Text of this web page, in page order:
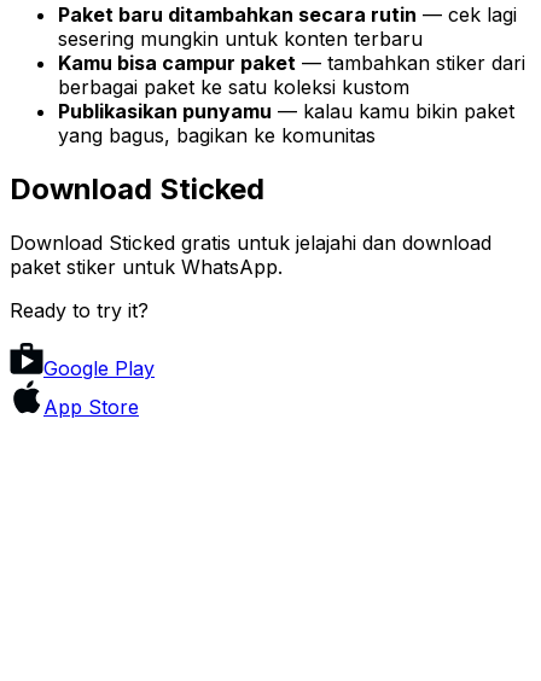
Paket baru ditambahkan secara rutin — cek lagi
sesering mungkin untuk konten terbaru
Kamu bisa campur paket — tambahkan stiker dari
berbagai paket ke satu koleksi kustom
Publikasikan punyamu — kalau kamu bikin paket
yang bagus, bagikan ke komunitas
Download Sticked
Download Sticked gratis untuk jelajahi dan download
paket stiker untuk WhatsApp.
Ready to try it?
Google Play
App Store